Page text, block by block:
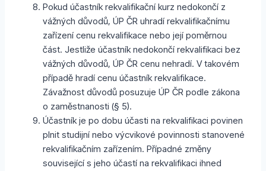
Pokud účastník rekvalifikační kurz nedokončí z
vážných důvodů, ÚP ČR uhradí rekvalifikačnímu
zařízení cenu rekvalifikace nebo její poměrnou
část. Jestliže účastník nedokončí rekvalifikaci bez
vážných důvodů, ÚP ČR cenu nehradí. V takovém
případě hradí cenu účastník rekvalifikace.
Závažnost důvodů posuzuje ÚP ČR podle zákona
o zaměstnanosti (§ 5).
Účastník je po dobu účasti na rekvalifikaci povinen
plnit studijní nebo výcvikové povinnosti stanovené
rekvalifikačním zařízením. Případné změny
související s jeho účastí na rekvalifikaci ihned